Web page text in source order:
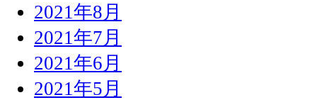
2021年8月
2021年7月
2021年6月
2021年5月